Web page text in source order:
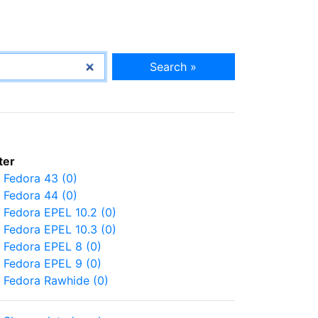
Search »
Fedora 43 (0)
Fedora 44 (0)
Fedora EPEL 10.2 (0)
Fedora EPEL 10.3 (0)
Fedora EPEL 8 (0)
Fedora EPEL 9 (0)
Fedora Rawhide (0)